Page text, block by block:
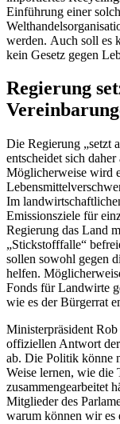
Einführung einer
werden. Auch soll es
kein Gesetz gegen
Regierung
Die Regierung „setzt
entscheidet sich
Möglicherweise wird
Im
Emissionsziele für
Regierung das Land
„Stickstofffalle“
sollen sowohl gegen
helfen.
Fonds für Landwirte
wie es der Bürgerrat
Ministerpräsident Rob
offiziellen Antwort der
ab. Die Politik könne
Weise lernen, wie die
zusammengearbeitet
Mitglieder des
warum können wir es